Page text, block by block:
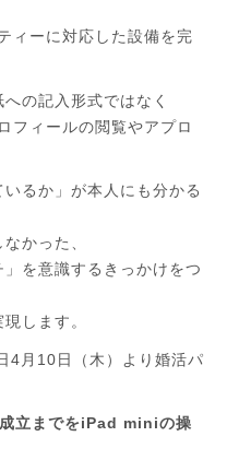
ィーに対応した設備を完
の記入形式ではなく
フィールの閲覧やアプロ
るか」が本人にも分かる
かった、
」を意識するきっかけをつ
します。
4月10日（木）より婚活パ
立までをiPad miniの操